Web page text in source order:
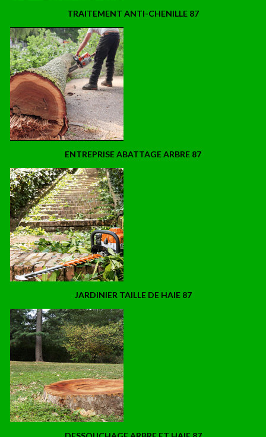
TRAITEMENT ANTI-CHENILLE 87
ENTREPRISE ABATTAGE ARBRE 87
JARDINIER TAILLE DE HAIE 87